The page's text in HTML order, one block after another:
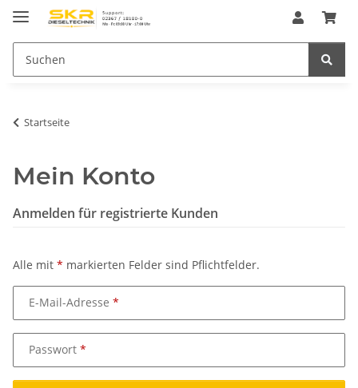
Startseite
Mein Konto
Anmelden für registrierte Kunden
Alle mit * markierten Felder sind Pflichtfelder.
E-Mail-Adresse
Passwort